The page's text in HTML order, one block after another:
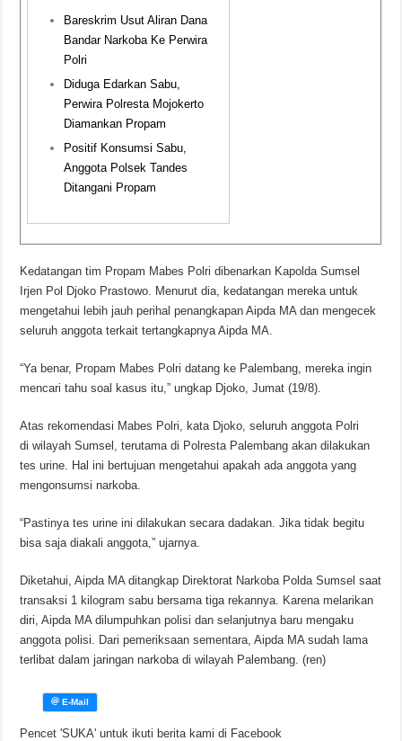
Bareskrim Usut Aliran Dana
Bandar Narkoba Ke Perwira
Polri
Diduga Edarkan Sabu,
Perwira Polresta Mojokerto
Diamankan Propam
Positif Konsumsi Sabu,
Anggota Polsek Tandes
Ditangani Propam
Kedatangan tim Propam Mabes Polri dibenarkan Kapolda Sumsel
Irjen Pol Djoko Prastowo. Menurut dia, kedatangan mereka untuk
mengetahui lebih jauh perihal penangkapan Aipda MA dan mengecek
seluruh anggota terkait tertangkapnya Aipda MA.
“Ya benar, Propam Mabes Polri datang ke Palembang, mereka ingin
mencari tahu soal kasus itu,” ungkap Djoko, Jumat (19/8).
Atas rekomendasi Mabes Polri, kata Djoko, seluruh anggota Polri
di wilayah Sumsel, terutama di Polresta Palembang akan dilakukan
tes urine. Hal ini bertujuan mengetahui apakah ada anggota yang
mengonsumsi narkoba.
“Pastinya tes urine ini dilakukan secara dadakan. Jika tidak begitu
bisa saja diakali anggota,” ujarnya.
Diketahui, Aipda MA ditangkap Direktorat Narkoba Polda Sumsel saat
transaksi 1 kilogram sabu bersama tiga rekannya. Karena melarikan
diri, Aipda MA dilumpuhkan polisi dan selanjutnya baru mengaku
anggota polisi. Dari pemeriksaan sementara, Aipda MA sudah lama
terlibat dalam jaringan narkoba di wilayah Palembang. (ren)
Pencet 'SUKA' untuk ikuti berita kami di Facebook